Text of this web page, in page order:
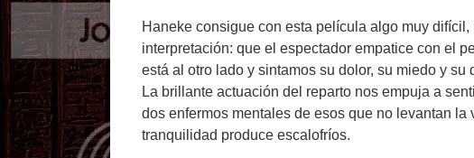
Haneke consigue con esta película algo muy
interpretación: que el espectador empatice con el
está al otro lado y sintamos su dolor, su miedo y su
La brillante actuación del reparto nos empuja a
dos enfermos mentales de esos que no levantan
tranquilidad produce escalofríos.